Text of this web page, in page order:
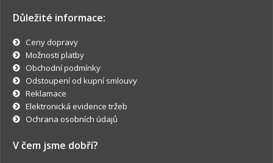
Důležité informace:
Ceny dopravy
Možnosti platby
Obchodní podmínky
Odstoupení od kupní smlouvy
Reklamace
Elektronická evidence tržeb
Ochrana osobních údajů
V čem jsme dobří?